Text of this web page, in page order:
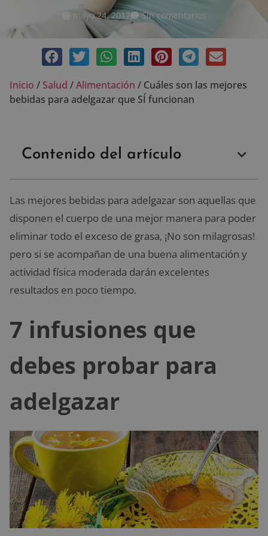
mayo 24, 2017 Sin comentarios
Inicio / Salud /Alimentación / Cuáles son las mejores
bebidas para adelgazar que SÍ funcionan
Contenido del artículo
Las mejores bebidas para adelgazar son aquellas que
disponen el cuerpo de una mejor manera para poder
eliminar todo el exceso de grasa, ¡No son milagrosas!
pero si se acompañan de una buena alimentación y
actividad física moderada darán excelentes
resultados en poco tiempo.
7 infusiones que
debes probar para
adelgazar